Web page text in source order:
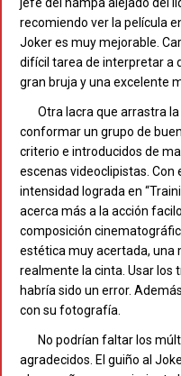
jefe del hampa alejado del
recomiendo ver la película
Joker es muy mejorable.
difícil tarea de interpretar a
gran bruja y una excelente
Otra lacra que arrastra
conformar un grupo de
criterio e introducidos de
escenas videoclipistas. Con
intensidad lograda en
acerca más a la acción
composición
estética muy acertada, una
realmente la cinta. Usar los
habría sido un error.
con su fotografía.
No podrían faltar los
agradecidos. El guiño al